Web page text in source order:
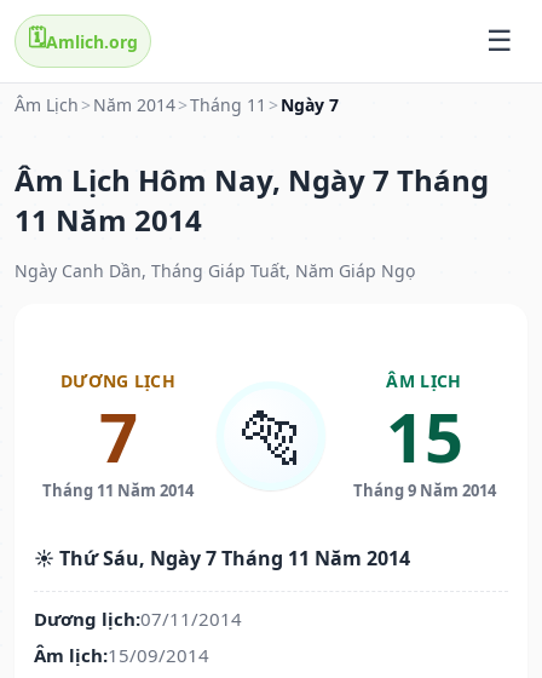
🗓️Amlich.org
Âm Lịch > Năm 2014>Tháng 11 > Ngày 7
Âm Lịch Hôm Nay, Ngày 7 Tháng
11 Năm 2014
Ngày Canh Dần, Tháng Giáp Tuất, Năm Giáp Ngọ
DƯƠNG LỊCH
7
Tháng 11 Năm 2014
🐅
ÂM LỊCH
15
Tháng 9 Năm 2014
☀️ Thứ Sáu, Ngày 7 Tháng 11 Năm 2014
Dương lịch:07/11/2014
Âm lịch:15/09/2014